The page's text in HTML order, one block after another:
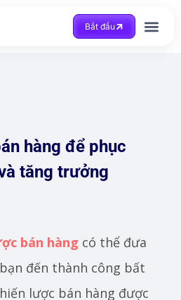
Bắt đầu
hàng để phục
tăng trưởng
bán hàng có thể đưa
đến thành công bất
lược bán hàng được